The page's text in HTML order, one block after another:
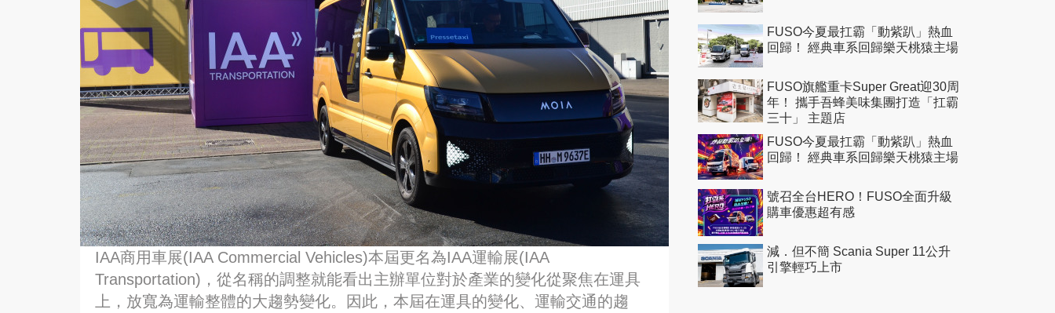
IAA商用車展(IAA Commercial Vehicles)本屆更名為IAA運輸展(IAA
Transportation)，從名稱的調整就能看出主辦單位對於產業的變化從聚焦在運具
上，放寬為運輸整體的大趨勢變化。因此，本屆在運具的變化、運輸交通的趨
FUSO今夏最扛霸「動紫趴」熱血
回歸！ 經典車系回歸樂天桃猿主場
FUSO旗艦重卡Super Great迎30周
年！ 攜手吾蜂美味集團打造「扛霸
三十」 主題店
FUSO今夏最扛霸「動紫趴」熱血
回歸！ 經典車系回歸樂天桃猿主場
號召全台HERO！FUSO全面升級
購車優惠超有感
減．但不簡 Scania Super 11公升
引擎輕巧上市